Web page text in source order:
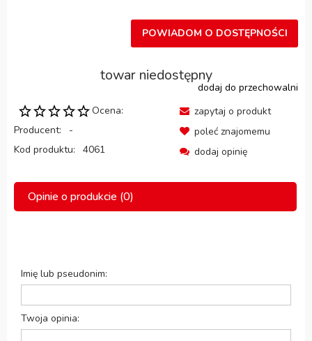
POWIADOM O DOSTĘPNOŚCI
towar niedostępny
dodaj do przechowalni
Ocena:
Producent:
-
Kod produktu:
4061
zapytaj o produkt
poleć znajomemu
dodaj opinię
Opinie o produkcie (0)
Imię lub pseudonim:
Twoja opinia: